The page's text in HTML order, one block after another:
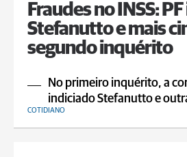
Fraudes no INSS:
Stefanutto e mais
segundo inquérito
No primeiro inquérito, a
indiciado Stefanutto e
COTIDIANO